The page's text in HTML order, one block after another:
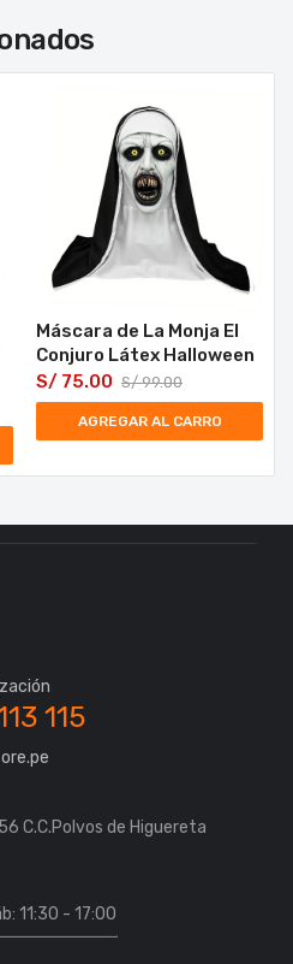
Máscara de La Monja El
Conjuro Látex Halloween
S/99.00
S/ 75.00
AGREGAR AL CARRO
115
C.C.Polvos de Higuereta
11:30 - 17:00